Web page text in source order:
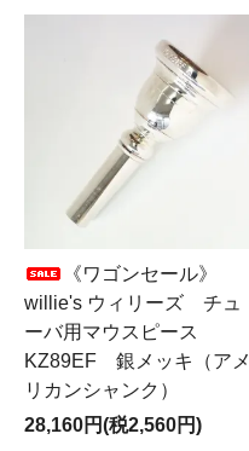
《ワゴンセール》
willie's ウィリーズ チュ
ーバ用マウスピース
KZ89EF 銀メッキ（アメ
リカンシャンク）
28,160円(税2,560円)